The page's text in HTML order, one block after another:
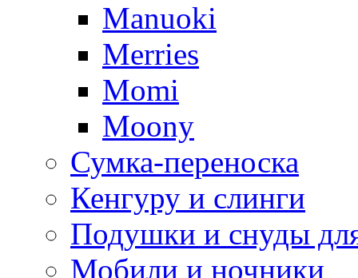
Manuoki
Merries
Momi
Moony
Сумка-переноска
Кенгуру и слинги
Подушки и снуды
Мобили и ночники